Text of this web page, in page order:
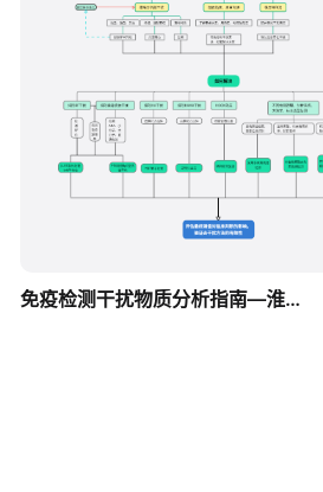
知识分享社区
boardmix
免疫检测干扰物质分析指南—淮右布衣